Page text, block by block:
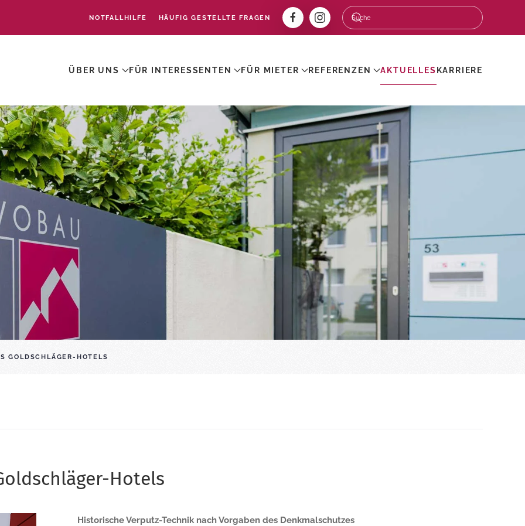
NOTFALLHILFE HÄUFIG GESTELLTE FRAGEN
ÜBER UNS FÜR INTERESSENTEN FÜR MIETER REFERENZEN AKTUELLES KARRIERE
GOLDSCHLÄGER-HOTELS
Hotels
Historische Verputz-Technik nach Vorgaben des Denkmalschutzes